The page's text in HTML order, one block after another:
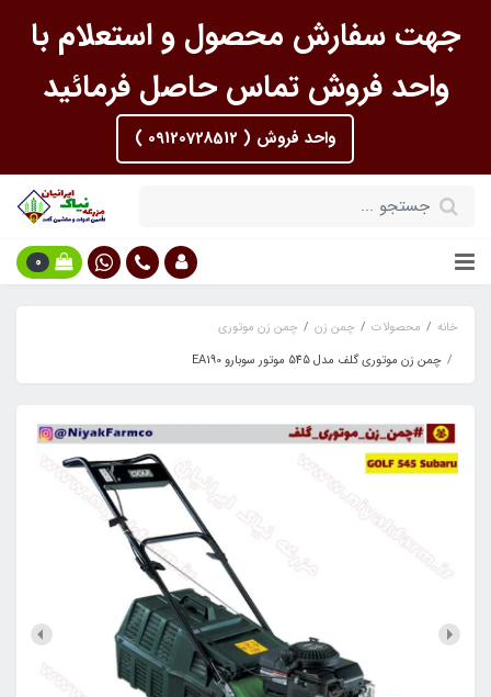
جهت سفارش محصول و استعلام با
واحد فروش تماس حاصل فرمائید
واحد فروش ( 09120728512 )
0
خانه محصولات چمن زن
چمن زن موتوری
چمن زن موتوری گلف مدل 545 موتور سوبارو EA190